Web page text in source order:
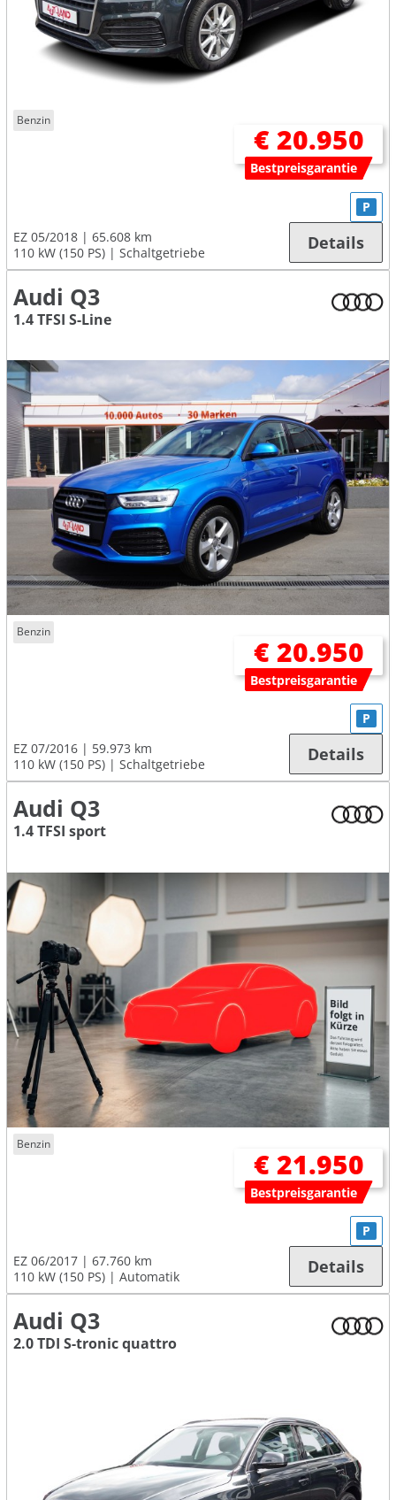
Benzin
€ 20.950
Bestpreisgarantie
EZ 05/2018
65.608 km
110 kW (150 PS)
Schaltgetriebe
P
Details
Audi Q3
1.4 TFSI S-Line
Benzin
€ 20.950
Bestpreisgarantie
EZ 07/2016
59.973 km
110 kW (150 PS)
Schaltgetriebe
P
Details
Audi Q3
1.4 TFSI sport
Benzin
€ 21.950
Bestpreisgarantie
EZ 06/2017
67.760 km
110 kW (150 PS)
Automatik
P
Details
Audi Q3
2.0 TDI S-tronic quattro